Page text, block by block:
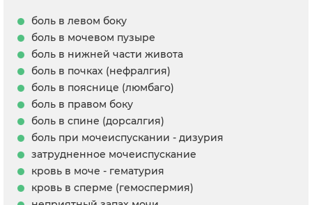
боль в левом боку
боль в мочевом пузыре
боль в нижней части живота
боль в почках (нефралгия)
боль в пояснице (люмбаго)
боль в правом боку
боль в спине (дорсалгия)
боль при мочеиспускании - дизурия
затрудненное мочеиспускание
кровь в моче - гематурия
кровь в сперме (гемоспермия)